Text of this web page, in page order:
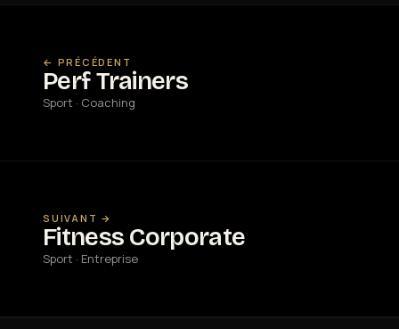
← PRÉCÉDENT
Perf Trainers
Sport · Coaching
SUIVANT →
Fitness Corporate
Sport · Entreprise